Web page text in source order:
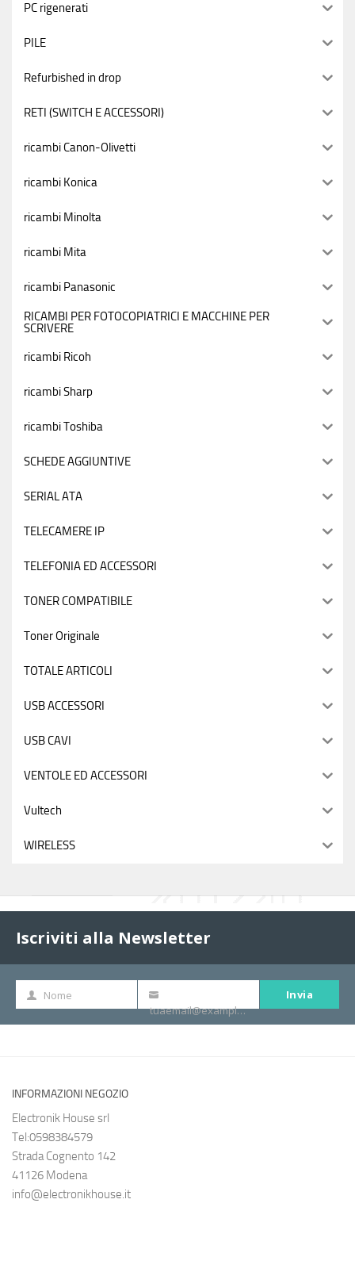
PC rigenerati
PILE
Refurbished in drop
RETI (SWITCH E ACCESSORI)
ricambi Canon-Olivetti
ricambi Konica
ricambi Minolta
ricambi Mita
ricambi Panasonic
RICAMBI PER FOTOCOPIATRICI E MACCHINE PER
SCRIVERE
ricambi Ricoh
ricambi Sharp
ricambi Toshiba
SCHEDE AGGIUNTIVE
SERIAL ATA
TELECAMERE IP
TELEFONIA ED ACCESSORI
TONER COMPATIBILE
Toner Originale
TOTALE ARTICOLI
USB ACCESSORI
USB CAVI
VENTOLE ED ACCESSORI
Vultech
WIRELESS
Iscriviti alla Newsletter
Nome
Nome
tua
tuaemail@example.com
Invia
INFORMAZIONI NEGOZIO
Electronik House srl
Tel:0598384579
Strada Cognento 142
41126 Modena
info@electronikhouse.it